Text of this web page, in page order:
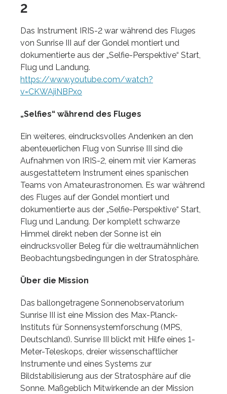
2
Das Instrument IRIS-2 war während des Fluges
von Sunrise III auf der Gondel montiert und
dokumentierte aus der „Selfie-Perspektive“ Start,
Flug und Landung.
https://www.youtube.com/watch?
v=CKWAjiNBPxo
„Selfies“ während des Fluges
Ein weiteres, eindrucksvolles Andenken an den
abenteuerlichen Flug von Sunrise III sind die
Aufnahmen von IRIS-2, einem mit vier Kameras
ausgestattetem Instrument eines spanischen
Teams von Amateurastronomen. Es war während
des Fluges auf der Gondel montiert und
dokumentierte aus der „Selfie-Perspektive“ Start,
Flug und Landung. Der komplett schwarze
Himmel direkt neben der Sonne ist ein
eindrucksvoller Beleg für die weltraumähnlichen
Beobachtungsbedingungen in der Stratosphäre.
Über die Mission
Das ballongetragene Sonnenobservatorium
Sunrise III ist eine Mission des Max-Planck-
Instituts für Sonnensystemforschung (MPS,
Deutschland). Sunrise III blickt mit Hilfe eines 1-
Meter-Teleskops, dreier wissenschaftlicher
Instrumente und eines Systems zur
Bildstabilisierung aus der Stratosphäre auf die
Sonne. Maßgeblich Mitwirkende an der Mission